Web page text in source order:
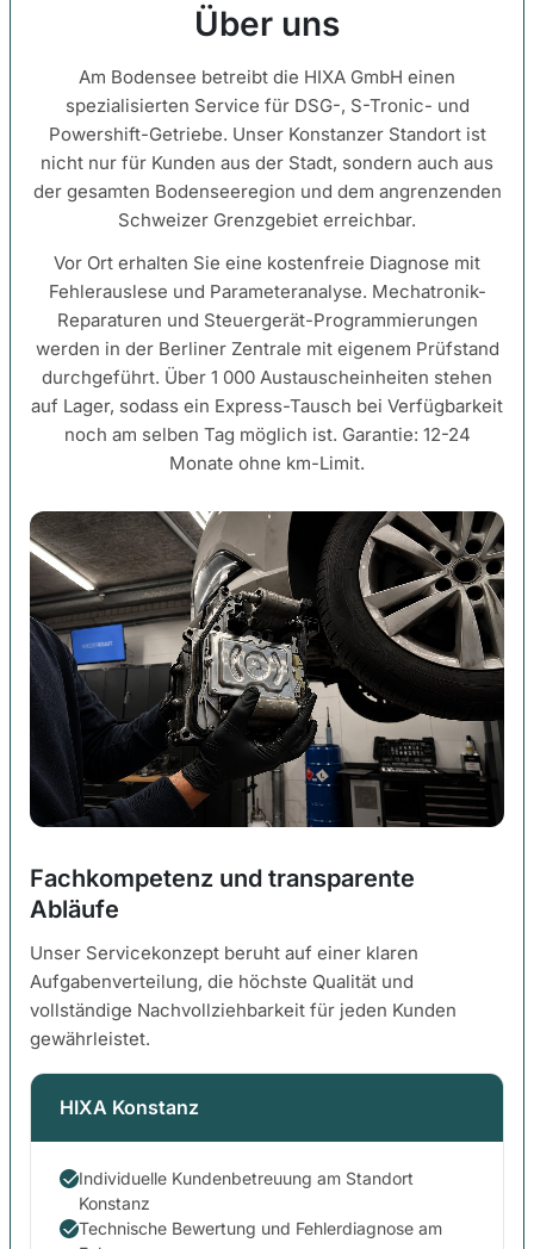
Über uns
Am Bodensee betreibt die HIXA GmbH einen
spezialisierten Service für DSG-, S-Tronic- und
Powershift-Getriebe. Unser Konstanzer Standort ist
nicht nur für Kunden aus der Stadt, sondern auch aus
der gesamten Bodenseeregion und dem angrenzenden
Schweizer Grenzgebiet erreichbar.
Vor Ort erhalten Sie eine kostenfreie Diagnose mit
Fehlerauslese und Parameteranalyse. Mechatronik-
Reparaturen und Steuergerät-Programmierungen
werden in der Berliner Zentrale mit eigenem Prüfstand
durchgeführt. Über 1 000 Austauscheinheiten stehen
auf Lager, sodass ein Express-Tausch bei Verfügbarkeit
noch am selben Tag möglich ist. Garantie: 12-24
Monate ohne km-Limit.
Fachkompetenz und transparente
Abläufe
Unser Servicekonzept beruht auf einer klaren
Aufgabenverteilung, die höchste Qualität und
vollständige Nachvollziehbarkeit für jeden Kunden
gewährleistet.
HIXA Konstanz
Individuelle Kundenbetreuung am Standort
Konstanz
Technische Bewertung und Fehlerdiagnose am